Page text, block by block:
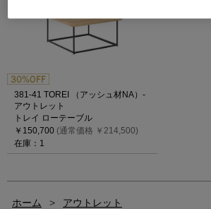
381-41 TOREI （アッシュ材NA）-
アウトレット
トレイ ローテーブル
￥150,700 (通常価格 ￥214,500)
在庫：1
ホーム > アウトレット